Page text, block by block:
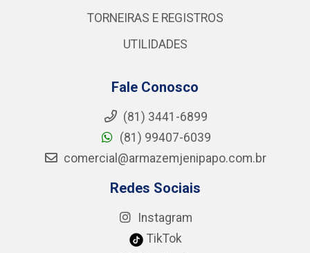
TORNEIRAS E REGISTROS
UTILIDADES
Fale Conosco
(81) 3441-6899
(81) 99407-6039
comercial@armazemjenipapo.com.br
Redes Sociais
Instagram
TikTok